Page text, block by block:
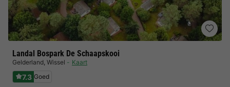
Landal Bospark De Schaapskooi
Gelderland, Wissel Kaart
7.3 Goed